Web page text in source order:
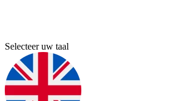
Selecteer uw taal